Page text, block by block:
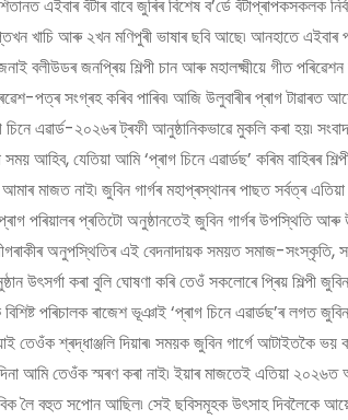
এইবাৰ বঁটাৰ বাবে জুৰিৰ বিশেষ ব’ৰ্ডে বঁটাপ্ৰাপকসকলক
খাচি আৰু ২খন মণিপুৰী ভাষাৰ ছবি আছে৷ আনহাতে এইবাৰ
বলীউডৰ জনপ্ৰিয় শিল্পী চান আৰু মহালক্ষ্মীয়ে গীত
পত্ৰ সংগ্ৰহ কৰিব পাৰিব৷ আজি উলুবাৰীৰ প্ৰাগ
এৱাৰ্ড-২০২৬ৰ ট্ৰফী আনুষ্ঠানিকভাৱে মুকলি কৰা হয়৷
যেতিয়া আমি ‘প্ৰাগ চিনে এৱাৰ্ডছ’ কৰিম বাহিৰৰ
মাজত নাই৷ জুবিন গাৰ্গৰ মহাপ্ৰস্থানৰ পাছত সৰ্বত্ৰ
পৰিয়ালৰ প্ৰতিটো অনুষ্ঠানতেই জুবিন গাৰ্গৰ উপস্থিতি
অনুপস্থিতিৰ এই বেদনাদায়ক সময়ত সমাজ-
উৎসৰ্গা কৰা বুলি ঘোষণা কৰি তেওঁ সকলোৰে প্ৰিয় শিল্পী
পৰিচালক ৰাজেশ ভূঞাই ‘প্ৰাগ চিনে এৱাৰ্ডছ’ৰ লগত
তেওঁক শ্ৰদ্ধাঞ্জলি দিয়াৰ৷ সময়ক জুবিন গাৰ্গে আটাইতকৈ
আমি তেওঁক স্মৰণ কৰা নাই৷ ইয়াৰ মাজতেই এতিয়া
লৈ বহুত সপোন আছিল৷ সেই ছবিসমূহক উৎসাহ দিবলৈকে